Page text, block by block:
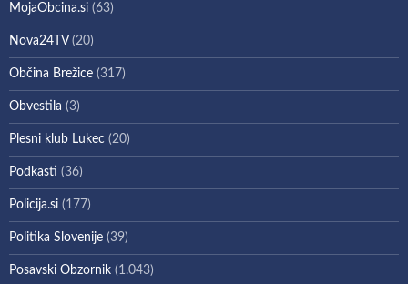
MojaObcina.si (63)
Nova24TV(20)
Občina Brežice (317)
Obvestila (3)
Plesni klub Lukec (20)
Podkasti (36)
Policija.si (177)
Politika Slovenije (39)
Posavski Obzornik (1.043)